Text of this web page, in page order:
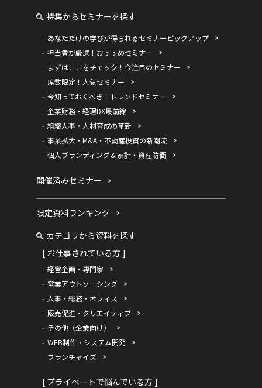
特集からセミナーを探す
あなただけの学びが得られるセミナーピックアップ
担当者が厳選！おすすめセミナー
まずはここをチェック！今注目のセミナー
席数限定！人気セミナー
今知っておくべき！トレンドセミナー
企業財務・経理DX最前線
組織人事・人材育成の革新
事業拡大・M&A・不動産投資の新潮流
個人ブランディング＆家計・資産防衛
開催済みセミナー
限定資料ランキング
カテゴリから資料を探す
[ お仕事されている方 ]
経営企画・専門家
営業アウトソーシング
人事・総務・オフィス
販売促進・クリエイティブ
その他（企業向け）
WEB制作・システム開発
フランチャイズ
[ プライベートで悩んでいる方 ]